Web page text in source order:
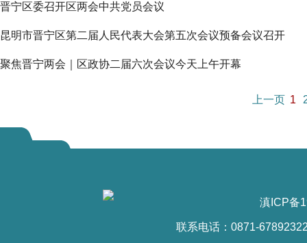
晋宁区委召开区两会中共党员会议
昆明市晋宁区第二届人民代表大会第五次会议预备会议召开
聚焦晋宁两会｜区政协二届六次会议今天上午开幕
上一页 1
滇ICP备
联系电话：0871-